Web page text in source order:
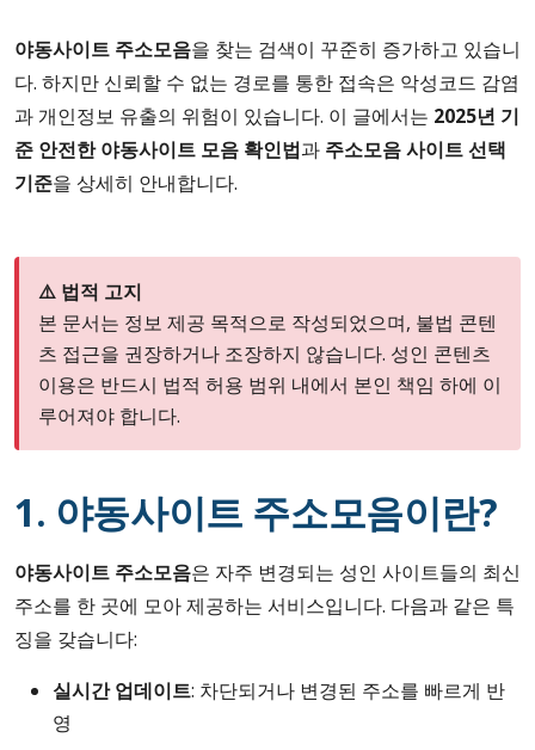
야동사이트 주소모음을 찾는 검색이 꾸준히 증가하고 있습니
다. 하지만 신뢰할 수 없는 경로를 통한 접속은 악성코드 감염
과 개인정보 유출의 위험이 있습니다. 이 글에서는 2025년 기
준 안전한 야동사이트 모음 확인법과 주소모음 사이트 선택
기준을 상세히 안내합니다.
⚠️ 법적 고지
본 문서는 정보 제공 목적으로 작성되었으며, 불법 콘텐
츠 접근을 권장하거나 조장하지 않습니다. 성인 콘텐츠
이용은 반드시 법적 허용 범위 내에서 본인 책임 하에 이
루어져야 합니다.
1. 야동사이트 주소모음이란?
야동사이트 주소모음은 자주 변경되는 성인 사이트들의 최신
주소를 한 곳에 모아 제공하는 서비스입니다. 다음과 같은 특
징을 갖습니다:
실시간 업데이트: 차단되거나 변경된 주소를 빠르게 반
영